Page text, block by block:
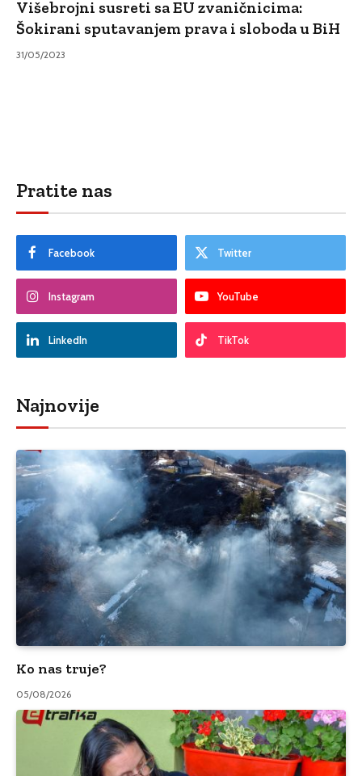
Višebrojni susreti sa EU zvaničnicima:
Šokirani sputavanjem prava i sloboda u BiH
31/05/2023
Pratite nas
Facebook Twitter
Instagram YouTube
LinkedIn TikTok
Najnovije
Ko nas truje?
05/08/2026